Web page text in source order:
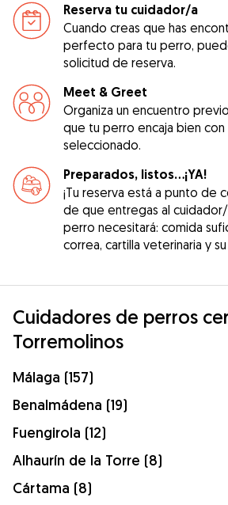
Reserva tu cuidador/a
Cuando creas que has
perfecto para tu perro,
solicitud de reserva.
Meet & Greet
Organiza un encuentro
que tu perro encaja bien
seleccionado.
Preparados, listos...¡YA!
¡Tu reserva está a punto de
de que entregas al
perro necesitará: comida
correa, cartilla veterinaria y
Cuidadores de perros
Torremolinos
Málaga (157)
Benalmádena (19)
Fuengirola (12)
Alhaurín de la Torre (8)
Cártama (8)